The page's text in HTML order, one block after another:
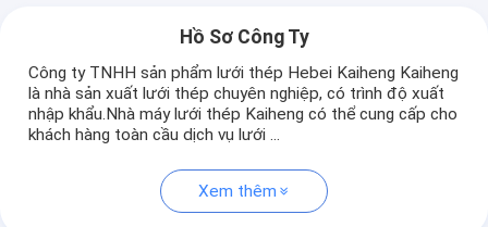
Hồ Sơ Công Ty
Công ty TNHH sản phẩm lưới thép Hebei Kaiheng Kaiheng
là nhà sản xuất lưới thép chuyên nghiệp, có trình độ xuất
nhập khẩu.Nhà máy lưới thép Kaiheng có thể cung cấp cho
khách hàng toàn cầu dịch vụ lưới ...
Xem thêm